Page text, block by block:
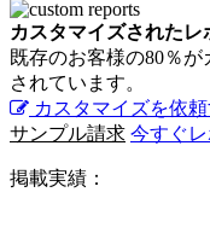
カスタマイズされたレ
既存のお客様の80％
されています。
カスタマイズを依頼
サンプル請求 今すぐ
掲載実績：